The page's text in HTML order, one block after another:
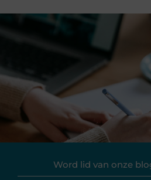
Word lid van onze